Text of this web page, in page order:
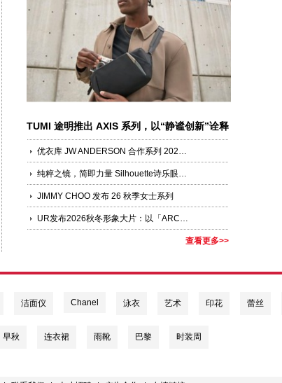
TUMI 途明推出 AXIS 系列，以“静谧创新”诠释
现代生活新风尚
优衣库 JW ANDERSON 合作系列 2026 早秋新品 焕彩上市
纯粹之镜，简即力量 Silhouette诗乐眼镜全新Pure Visionary系列，以极简建筑艺术诠释轻盈力量
JIMMY CHOO 发布 26 秋季女士系列
UR发布2026秋冬形象大片：以「ARCHITECTURE 建筑」为题，构筑风格永续的时装美学
查看更多>>
洁面仪 Chanel 泳衣 艺术 印花 蕾丝
早秋 连衣裙 雨靴 巴黎 时装周